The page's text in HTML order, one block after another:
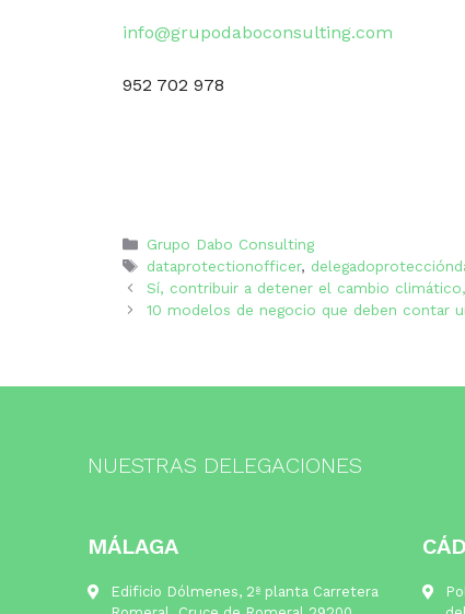
info@grupodaboconsulting.com
952 702 978
Categorías
Grupo Dabo Consulting
Etiquetas
dataprotectionofficer,
Sí, contribuir a detener el cambio
10 modelos de negocio que deben contar
NUESTRAS DELEGACIONES
MÁLAGA
Edificio Dólmenes, 2ª planta Carretera